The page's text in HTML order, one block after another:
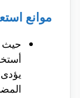
موانع
حيث